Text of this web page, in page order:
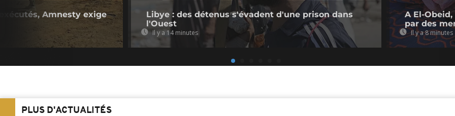
Amnesty exige
Libye : des détenus s'évadent d'une prison dans
l'Ouest
Il y a 14 minutes
A El-
par des
Il y a 8 minutes
PLUS D'ACTUALITÉS